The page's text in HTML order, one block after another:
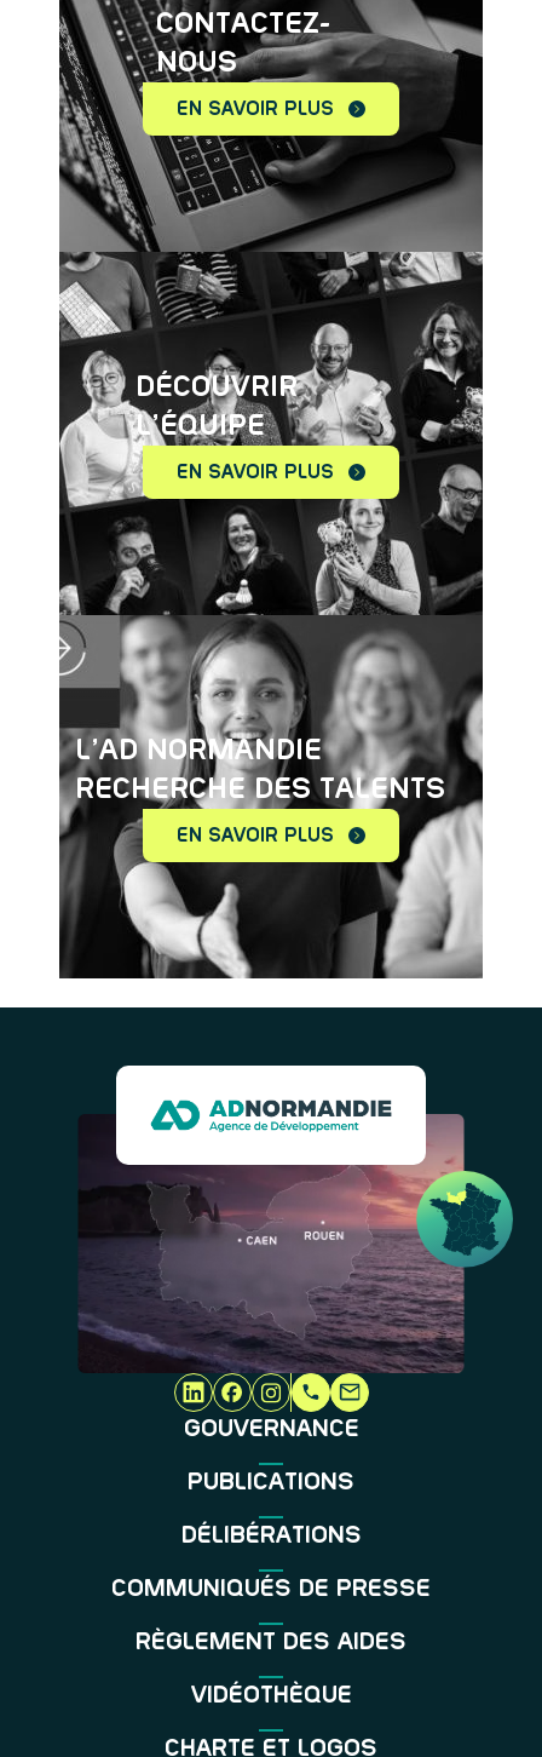
CONTACTEZ-
NOUS
EN SAVOIR PLUS
DÉCOUVRIR
L'ÉQUIPE
EN SAVOIR PLUS
L'AD NORMANDIE
RECHERCHE DES TALENTS
EN SAVOIR PLUS
GOUVERNANCE
PUBLICATIONS
DÉLIBÉRATIONS
COMMUNIQUÉS DE PRESSE
RÈGLEMENT DES AIDES
VIDÉOTHÈQUE
CHARTE ET LOGOS